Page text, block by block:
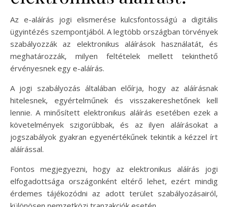
Az e-aláírás jogi elismerése kulcsfontosságú a digitális
ügyintézés szempontjából. A legtöbb országban törvények
szabályozzák az elektronikus aláírások használatát, és
meghatározzák, milyen feltételek mellett tekinthető
érvényesnek egy e-aláírás.
A jogi szabályozás általában előírja, hogy az aláírásnak
hitelesnek, egyértelműnek és visszakereshetőnek kell
lennie. A minősített elektronikus aláírás esetében ezek a
követelmények szigorúbbak, és az ilyen aláírásokat a
jogszabályok gyakran egyenértékűnek tekintik a kézzel írt
aláírással.
Fontos megjegyezni, hogy az elektronikus aláírás jogi
elfogadottsága országonként eltérő lehet, ezért mindig
érdemes tájékozódni az adott terület szabályozásairól,